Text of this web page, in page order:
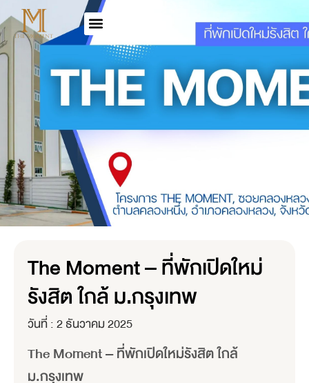
The Moment – ที่พักเปิดใหม่
รังสิต ใกล้ ม.กรุงเทพ
วันที่ :2 ธันวาคม 2025
The Moment – ที่พักเปิดใหม่รังสิต ใกล้
ม.กรุงเทพ